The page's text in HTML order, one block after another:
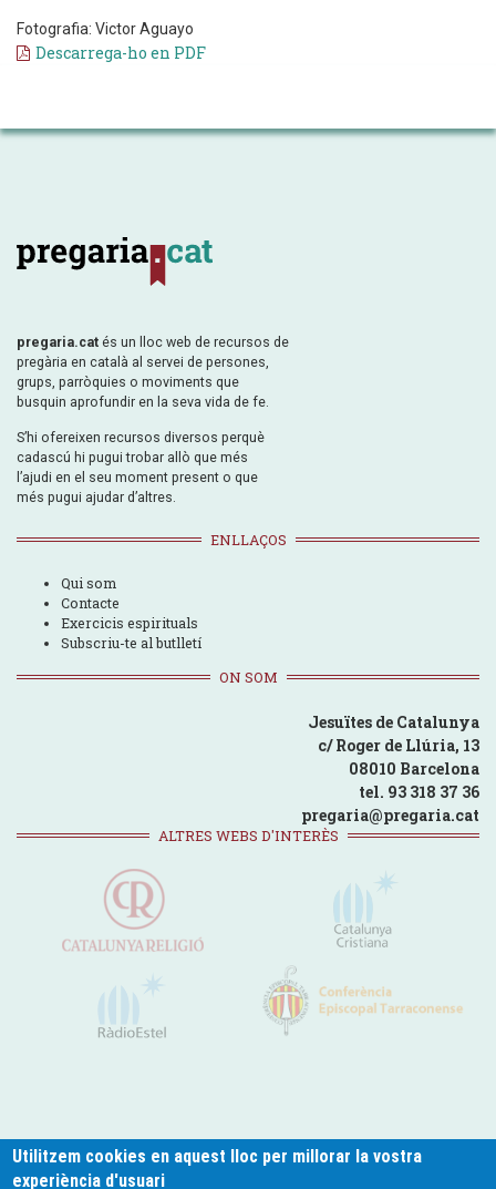
Fotografia: Victor Aguayo
Descarrega-ho en PDF
pregaria.cat és un lloc web de recursos de
pregària en català al servei de persones,
grups, parròquies o moviments que
busquin aprofundir en la seva vida de fe.
S’hi ofereixen recursos diversos perquè
cadascú hi pugui trobar allò que més
l’ajudi en el seu moment present o que
més pugui ajudar d’altres.
ENLLAÇOS
Qui som
Contacte
Exercicis espirituals
Subscriu-te al butlletí
ON SOM
Jesuïtes de Catalunya
c/ Roger de Llúria, 13
08010 Barcelona
tel. 93 318 37 36
pregaria@pregaria.cat
ALTRES WEBS D'INTERÈS
Utilitzem cookies en aquest lloc per millorar la vostra
experiència d'usuari